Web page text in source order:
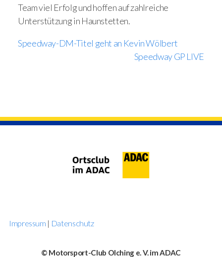
Team viel Erfolg und hoffen auf zahlreiche
Unterstützung in Haunstetten.
Speedway-DM-Titel geht an Kevin Wölbert
Speedway GP LIVE
Impressum | Datenschutz
© Motorsport-Club Olching e. V. im ADAC